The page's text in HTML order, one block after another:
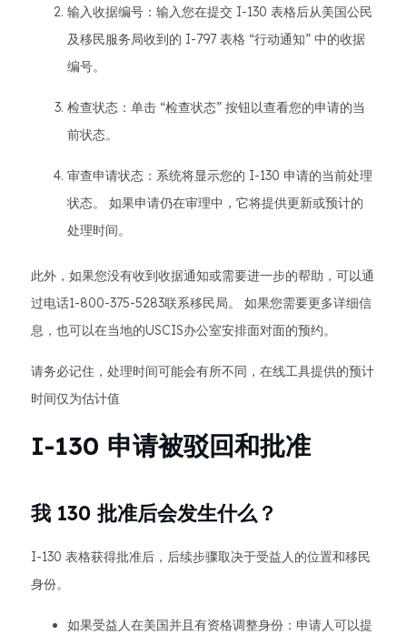
输入收据编号：输入您在提交 I-130 表格后从美国公民
及移民服务局收到的 I-797 表格 “行动通知” 中的收据
编号。
检查状态：单击 “检查状态” 按钮以查看您的申请的当
前状态。
审查申请状态：系统将显示您的 I-130 申请的当前处理
状态。 如果申请仍在审理中，它将提供更新或预计的
处理时间。
此外，如果您没有收到收据通知或需要进一步的帮助，可以通
过电话1-800-375-5283联系移民局。 如果您需要更多详细信
息，也可以在当地的USCIS办公室安排面对面的预约。
请务必记住，处理时间可能会有所不同，在线工具提供的预计
时间仅为估计值
I-130 申请被驳回和批准
我 130 批准后会发生什么？
I-130 表格获得批准后，后续步骤取决于受益人的位置和移民
身份。
如果受益人在美国并且有资格调整身份：申请人可以提